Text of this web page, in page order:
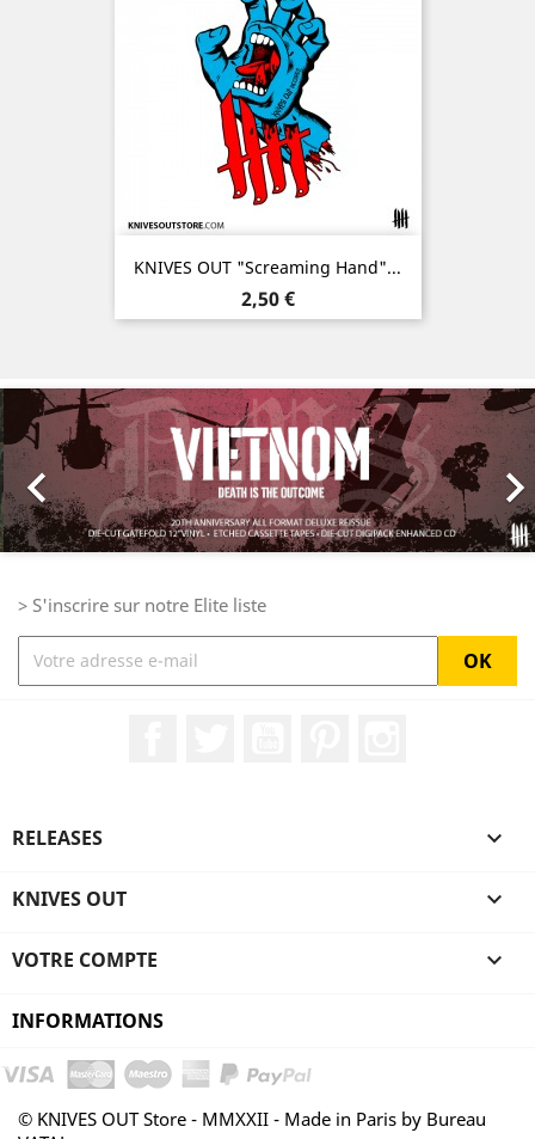
KNIVES OUT "Screaming Hand"...
Prix
2,50 €

Précédent
> S'inscrire sur notre Elite liste
RELEASES 
KNIVES OUT 
VOTRE COMPTE 
INFORMATIONS
© KNIVES OUT Store - MMXXII - Made in Paris by Bureau